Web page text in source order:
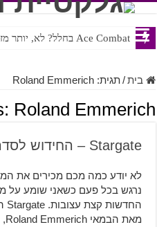
Ace Combat בחלל? לא, יותר מזה. ביקורת המשחק Chorus
Steven Universe והשירים שתורגמו בצורה נוראית לעברית
בית/תגית:Roland Emmerich
Roland Emmerich
Stargate – החידוש לסדרה נדחה
נרגש בכל פעם כשאני שומע על